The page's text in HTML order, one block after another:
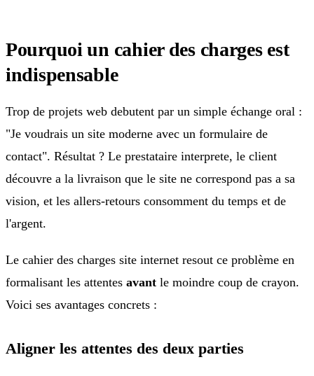
Pourquoi un cahier des charges est
indispensable
Trop de projets web debutent par un simple échange oral :
"Je voudrais un site moderne avec un formulaire de
contact". Résultat ? Le prestataire interprete, le client
découvre a la livraison que le site ne correspond pas a sa
vision, et les allers-retours consomment du temps et de
l'argent.
Le cahier des charges site internet resout ce problème en
formalisant les attentes avant le moindre coup de crayon.
Voici ses avantages concrets :
Aligner les attentes des deux parties